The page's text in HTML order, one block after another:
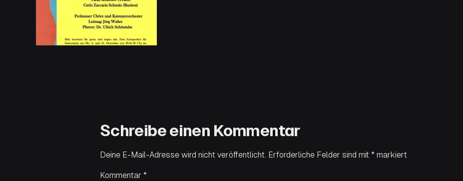
Schreibe einen Kommentar
Deine E-Mail-Adresse wird nicht veröffentlicht. Erforderliche Felder sind mit * markiert
Kommentar *